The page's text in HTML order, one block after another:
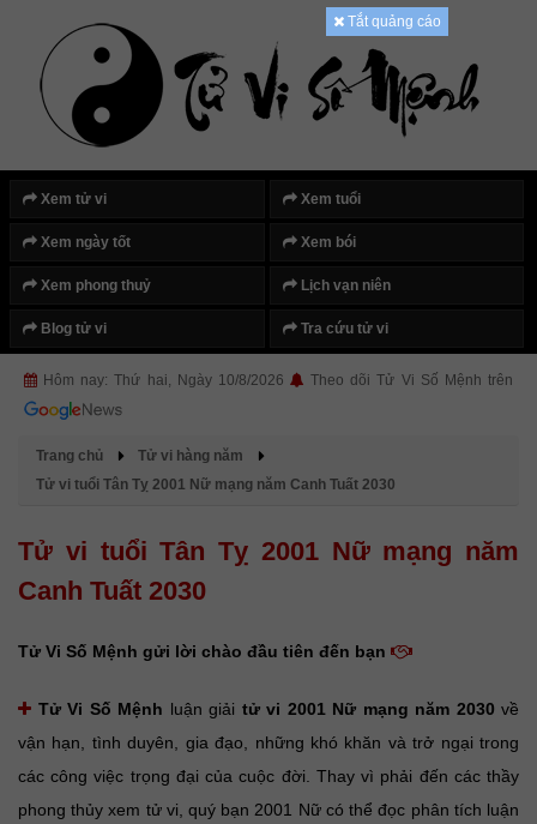
Xem tử vi Xem tuổi
Xem ngày tốt Xem bói
Xem phong thuỷ Lịch vạn niên
Blog tử vi Tra cứu tử vi
Hôm nay: Thứ hai, Ngày 10/8/2026 Theo dõi Tử Vi Số Mệnh trên
Tắt quảng cáo
Trang chủ
Tử vi hàng năm
Tử vi tuổi Tân Tỵ 2001 Nữ mạng năm Canh Tuất 2030
Tử vi tuổi Tân Tỵ 2001 Nữ mạng năm
Canh Tuất 2030
Tử Vi Số Mệnh gửi lời chào đầu tiên đến bạn
Tử Vi Số Mệnh luận giải tử vi 2001 Nữ mạng năm 2030 về
vận hạn, tình duyên, gia đạo, những khó khăn và trở ngại trong
các công việc trọng đại của cuộc đời. Thay vì phải đến các thầy
phong thủy xem tử vi, quý bạn 2001 Nữ có thể đọc phân tích luận